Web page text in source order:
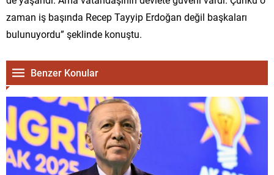
zaman iş başında Recep Tayyip Erdoğan değil başkaları
bulunuyordu” şeklinde konuştu.
Benzer Konular